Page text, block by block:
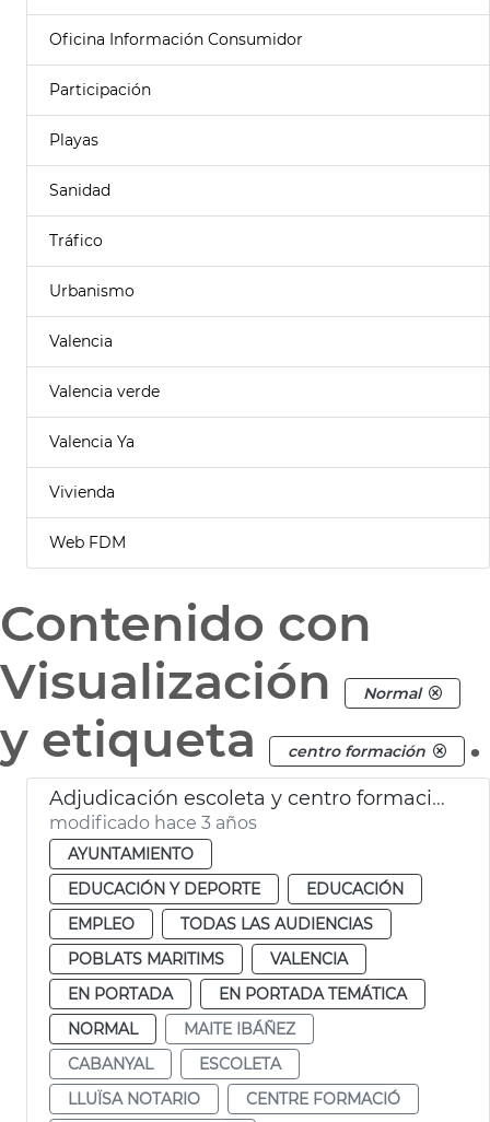
Oficina Información Consumidor
Participación
Playas
Sanidad
Tráfico
Urbanismo
Valencia
Valencia verde
Valencia Ya
Vivienda
Web FDM
Contenido con
Visualización
Normal
y etiqueta centro formación .
Adjudicación escoleta y centro formación Cabanyal
modificado hace 3 años
AYUNTAMIENTO
EDUCACIÓN Y DEPORTE
EDUCACIÓN
EMPLEO
TODAS LAS AUDIENCIAS
POBLATS MARITIMS
VALENCIA
EN PORTADA
EN PORTADA TEMÁTICA
NORMAL
MAITE IBÁÑEZ
CABANYAL
ESCOLETA
LLUÏSA NOTARIO
CENTRE FORMACIÓ